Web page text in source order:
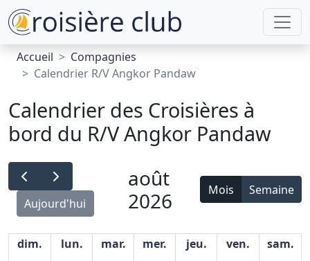
Accueil
Compagnies
Calendrier R/V Angkor Pandaw
Calendrier des Croisières à
bord du R/V Angkor Pandaw
Aujourd'hui
août
2026
Mois Semaine
dim. lun. mar. mer. jeu. ven. sam.